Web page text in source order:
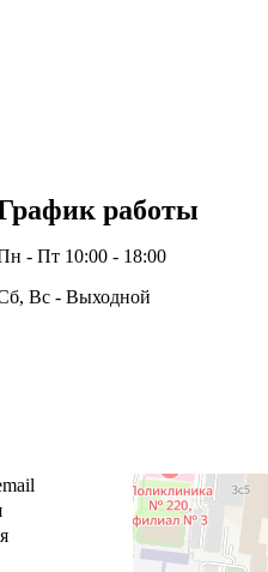
работы
- Пт 10:00 - 18:00
Вс - Выходной